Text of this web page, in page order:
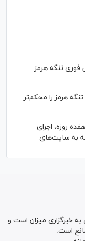
فوری تنگه هرمز
هرمز را محکم‌تر
روزه، اجرای
به سایت‌های
خبرگزاری میزان است و
است.